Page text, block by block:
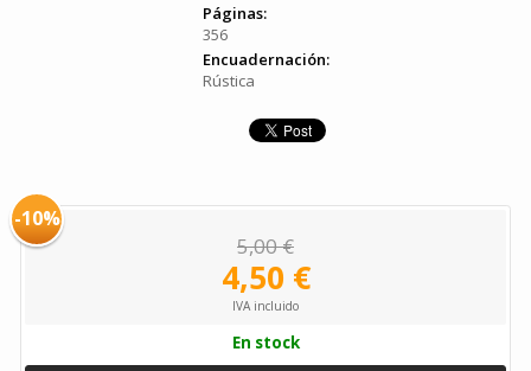
Páginas:
356
Encuadernación:
Rústica
-10%
5,00 €
4,50 €
IVA incluido
En stock